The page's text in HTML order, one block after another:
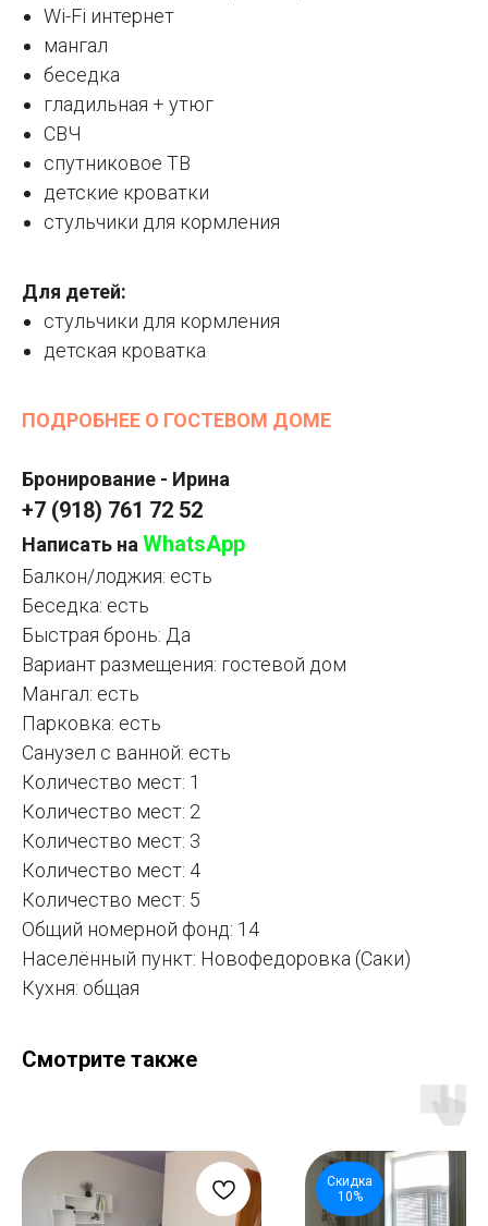
Wi-Fi интернет
мангал
беседка
гладильная + утюг
СВЧ
спутниковое ТВ
детские кроватки
стульчики для кормления
Для детей:
стульчики для кормления
детская кроватка
ПОДРОБНЕЕ О ГОСТЕВОМ ДОМЕ
Бронирование - Ирина
+7 (918) 761 72 52
Написать наWhatsApp
Балкон/лоджия: есть
Беседка: есть
Быстрая бронь: Да
Вариант размещения: гостевой дом
Мангал: есть
Парковка: есть
Санузел с ванной: есть
Количество мест: 1
Количество мест: 2
Количество мест: 3
Количество мест: 4
Количество мест: 5
Общий номерной фонд: 14
Населённый пункт: Новофедоровка (Саки)
Кухня: общая
Смотрите также
Скидка
10%